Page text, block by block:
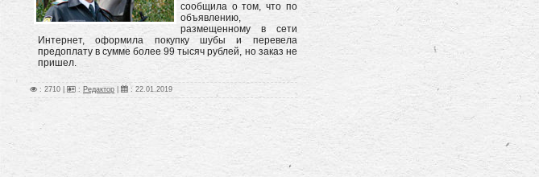
сообщила о том, что по
объявлению,
размещенному в сети
Интернет, оформила покупку шубы и перевела
предоплату в сумме более 99 тысяч рублей, но заказ не
пришел.
: 2710 | : Редактор : 22.01.2019